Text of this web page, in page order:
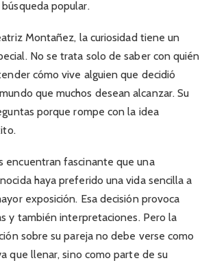
popular.
Montañez, la curiosidad tiene un
No se trata solo de saber con quién
cómo vive alguien que decidió
que muchos desean alcanzar. Su
porque rompe con la idea
encuentran fascinante que una
haya preferido una vida sencilla a
exposición. Esa decisión provoca
y también interpretaciones. Pero la
sobre su pareja no debe verse como
que llenar, sino como parte de su